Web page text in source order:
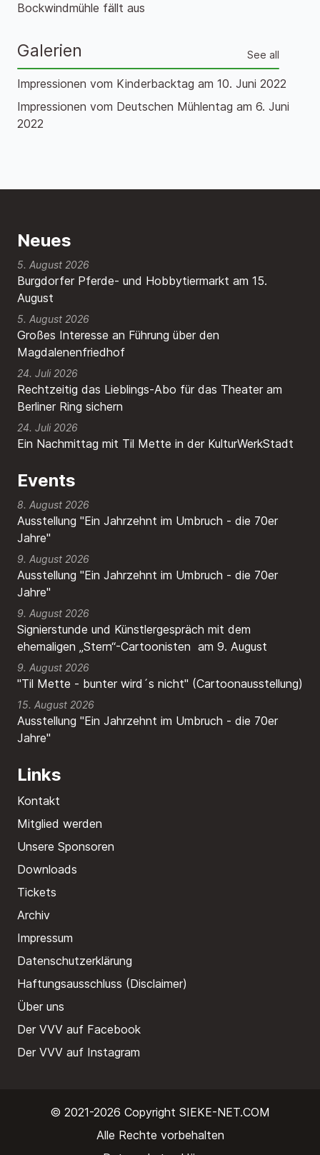
Bockwindmühle fällt aus
Galerien See all
Impressionen vom Kinderbacktag am 10. Juni 2022
Impressionen vom Deutschen Mühlentag am 6. Juni
2022
Neues
Burgdorfer Pferde- und Hobbytiermarkt am 15.
August
5. August 2026
Großes Interesse an Führung über den
Magdalenenfriedhof
5. August 2026
Rechtzeitig das Lieblings-Abo für das Theater am
Berliner Ring sichern
24. Juli 2026
Ein Nachmittag mit Til Mette in der KulturWerkStadt
24. Juli 2026
Events
8. August 2026
Ausstellung "Ein Jahrzehnt im Umbruch - die 70er
Jahre"
9. August 2026
Ausstellung "Ein Jahrzehnt im Umbruch - die 70er
Jahre"
9. August 2026
Signierstunde und Künstlergespräch mit dem
ehemaligen „Stern“-Cartoonisten am 9. August
9. August 2026
"Til Mette - bunter wird´s nicht" (Cartoonausstellung)
15. August 2026
Ausstellung "Ein Jahrzehnt im Umbruch - die 70er
Jahre"
Links
Kontakt
Mitglied werden
Unsere Sponsoren
Downloads
Tickets
Archiv
Impressum
Datenschutzerklärung
Haftungsausschluss (Disclaimer)
Über uns
Der VVV auf Facebook
Der VVV auf Instagram
© 2021-2026 Copyright SIEKE-NET.COM
Alle Rechte vorbehalten